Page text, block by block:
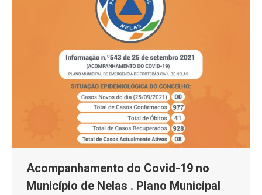
Acompanhamento do Covid-19 no
Município de Nelas . Plano Municipal